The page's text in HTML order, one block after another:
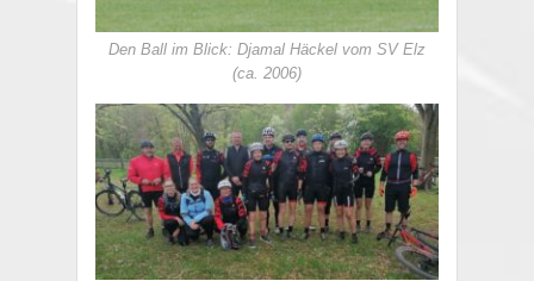
Den Ball im Blick: Djamal Häckel vom SV Elz
(ca. 2006)